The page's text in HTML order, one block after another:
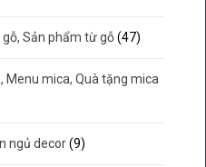
gỗ, Sản phẩm từ gỗ (47)
Menu mica, Quà tặng mica
ngủ decor (9)